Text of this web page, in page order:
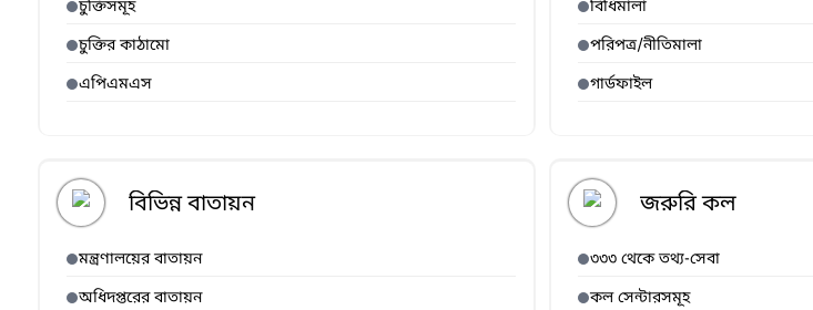
চুক্তিসমূহ
চুক্তির কাঠামো
এপিএমএস
বিধিমালা
পরিপত্র/নীতিমালা
গার্ডফাইল
বিভিন্ন বাতায়ন
মন্ত্রণালয়ের বাতায়ন
অধিদপ্তরের বাতায়ন
জরুরি কল
৩৩৩ থেকে তথ্য-সেবা
কল সেন্টারসমূহ